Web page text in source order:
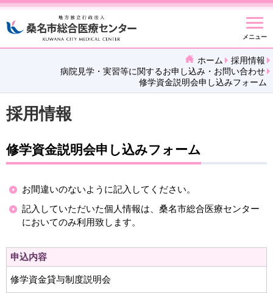
メニュー
ホーム
採用情報
病院見学・実習等に関するお申し込み・お問い合わせ
修学資金説明会申し込みフォーム
採用情報
修学資金説明会申し込みフォーム
お間違いのないように記入してください。
記入していただいた個人情報は、桑名市総合医療センター
においてのみ利用致します。
申込内容
修学資金貸与制度説明会